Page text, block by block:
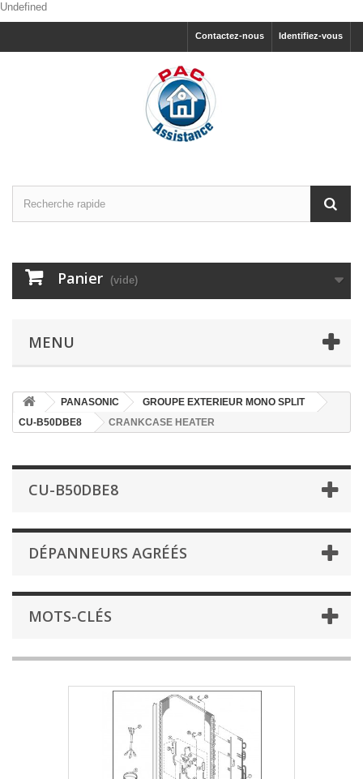
Undefined
Identifiez-vous
Contactez-nous
Panier (vide)
MENU
PANASONIC
GROUPE EXTERIEUR MONO SPLIT
CU-B50DBE8
CRANKCASE HEATER
CU-B50DBE8
DÉPANNEURS AGRÉÉS
MOTS-CLÉS